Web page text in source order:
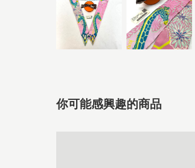
你可能感興趣的商品